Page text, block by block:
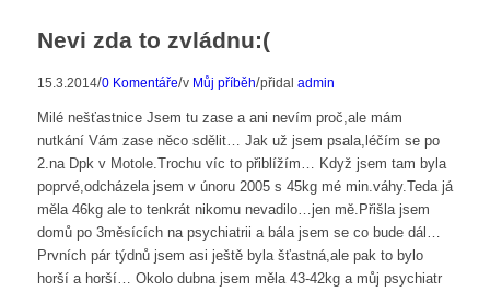
Nevi zda to zvládnu:(
15.3.2014/0 Komentáře/v Můj příběh/přidal admin
Milé nešťastnice Jsem tu zase a ani nevím proč,ale mám
nutkání Vám zase něco sdělit… Jak už jsem psala,léčím se po
2.na Dpk v Motole.Trochu víc to přiblížím… Když jsem tam byla
poprvé,odcházela jsem v únoru 2005 s 45kg mé min.váhy.Teda já
měla 46kg ale to tenkrát nikomu nevadilo…jen mě.Přišla jsem
domů po 3měsících na psychiatrii a bála jsem se co bude dál…
Prvních pár týdnů jsem asi ještě byla šťastná,ale pak to bylo
horší a horší… Okolo dubna jsem měla 43-42kg a můj psychiatr